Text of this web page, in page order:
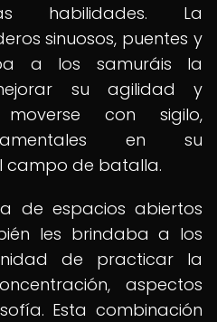
habilidades. La
sinuosos, puentes y
a los samuráis la
su agilidad y
con sigilo,
en su
campo de batalla.
de espacios abiertos
les brindaba a los
de practicar la
aspectos
Esta combinación